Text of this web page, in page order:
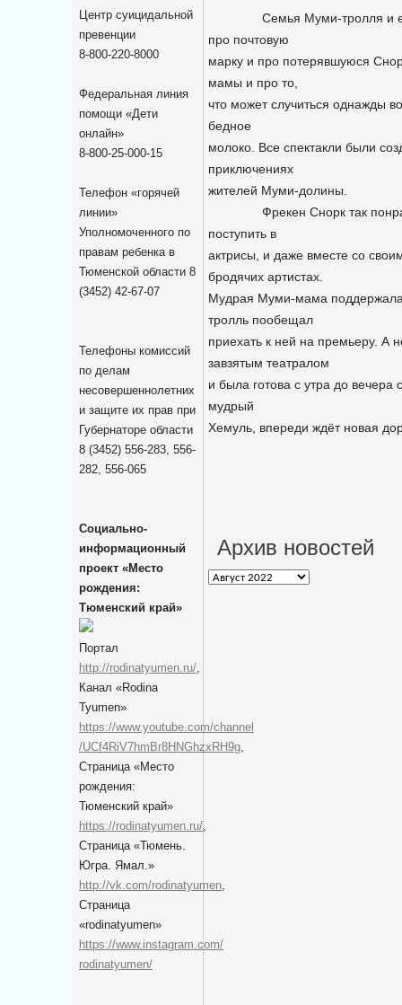
Центр суицидальной
превенции
8-800-220-8000
Федеральная линия
помощи «Дети
онлайн»
8-800-25-000-15
Телефон «горячей
линии»
Уполномоченного по
правам ребенка в
Тюменской области 8
(3452) 42-67-07
Телефоны комиссий
по делам
несовершеннолетних
и защите их прав при
Губернаторе области
8 (3452) 556-283, 556-
282, 556-065
Социально-
информационный
проект «Место
рождения:
Тюменский край»
Портал
http://rodinatyumen.ru/,
Канал «Rodina
Tyumen»
https://www.youtube.com/channel
/UCf4RiV7hmBr8HNGhzxRH9g,
Cтраница «Место
рождения:
Тюменский край»
https://rodinatyumen.ru/,
Cтраница «Тюмень.
Югра. Ямал.»
http://vk.com/rodinatyumen,
Cтраница
«rodinatyumen»
https://www.instagram.com/
rodinatyumen/
Семья Муми-тролля и его
про почтовую
марку и про потерявшуюся
мамы и про то,
что может случиться однажды
бедное
молоко. Все спектакли были
приключениях
жителей Муми-долины.
Фрекен Снорк так
поступить в
актрисы, и даже вместе со
бродячих артистах.
Мудрая Муми-мама
тролль пообещал
приехать к ней на премьеру.
завзятым театралом
и была готова с утра до вечера
мудрый
Хемуль, впереди ждёт новая
Архив новостей
Архив